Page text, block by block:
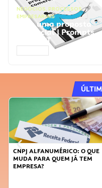
NEGÓCIOS, PROCESSOS
EMPRESARIAIS
Faça uma proposta
comercial | Prompts
ChatGPT
DICAS PARA OBTER CRÉDITO